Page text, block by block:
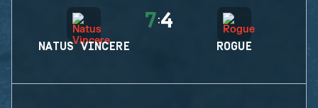
NATUS VINCERE
7:4
ROGUE